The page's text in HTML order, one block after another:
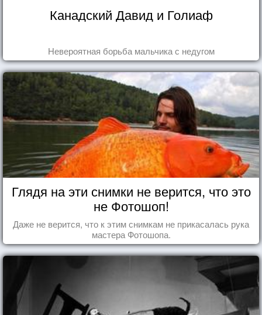
Канадский Давид и Голиаф
Невероятная борьба мальчика с недугом
Глядя на эти снимки не верится, что это
не Фотошоп!
Даже не верится, что к этим снимкам не прикасалась рука
мастера Фотошопа.